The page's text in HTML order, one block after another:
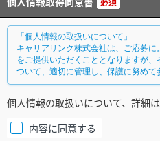
必須
個人情報の取扱いについて、詳細は
内容に同意する